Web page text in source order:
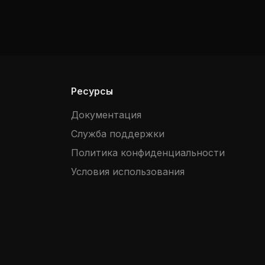
Ресурсы
Документация
Служба поддержки
Политика конфиденциальности
Условия использования